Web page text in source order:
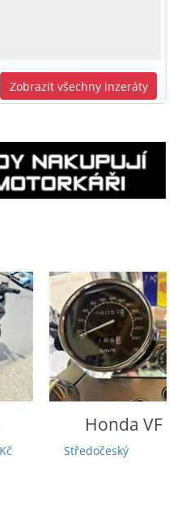
Zobrazit všechny inzeráty
HondaVF
Středočeský